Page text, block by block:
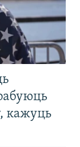
кажуць